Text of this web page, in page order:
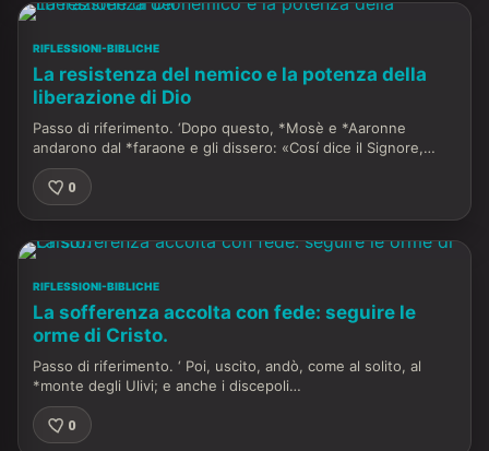
RIFLESSIONI-BIBLICHE
La resistenza del nemico e la potenza della
liberazione di Dio
Passo di riferimento. ‘Dopo questo, *Mosè e *Aaronne
andarono dal *faraone e gli dissero: «Cosí dice il Signore,…
0
RIFLESSIONI-BIBLICHE
La sofferenza accolta con fede: seguire le
orme di Cristo.
Passo di riferimento. ‘ Poi, uscito, andò, come al solito, al
*monte degli Ulivi; e anche i discepoli…
0